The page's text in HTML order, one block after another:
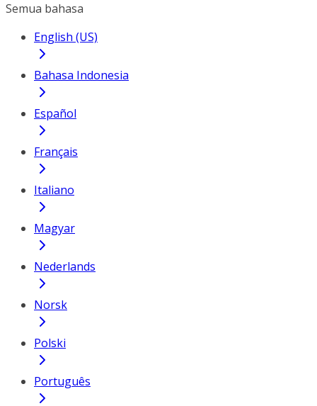
Semua bahasa
English (US)
Bahasa Indonesia
Español
Français
Italiano
Magyar
Nederlands
Norsk
Polski
Português